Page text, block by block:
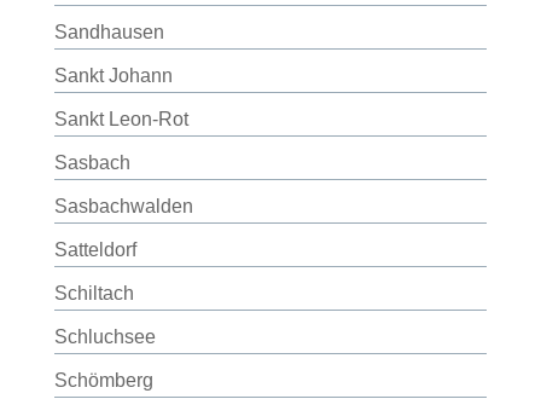
Sandhausen
Sankt Johann
Sankt Leon-Rot
Sasbach
Sasbachwalden
Satteldorf
Schiltach
Schluchsee
Schömberg